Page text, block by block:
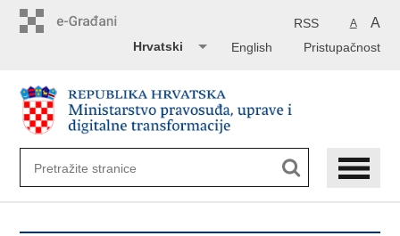
A A
RSS
Pristupačnost
English
Hrvatski